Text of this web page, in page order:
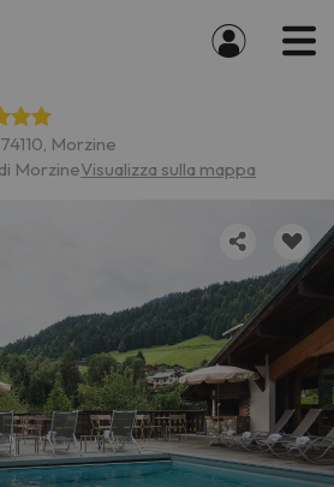
Morzine
MorzineVisualizza sulla mappa